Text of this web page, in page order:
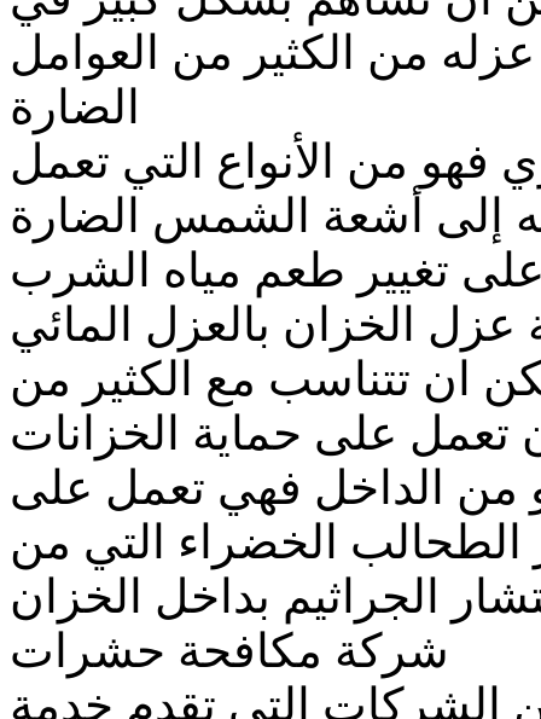
من الكثير من العوامل
الضارة
فهو من الأنواع التي تعمل
إلى أشعة الشمس الضارة
تغيير طعم مياه الشرب
الخزان بالعزل المائي
ان تتناسب مع الكثير من
تعمل على حماية الخزانات
من الداخل فهي تعمل على
الطحالب الخضراء التي من
الجراثيم بداخل الخزان
شركة مكافحة حشرات
التي تقدم خدمة